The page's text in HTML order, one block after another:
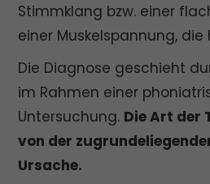
Stimmklang bzw. einer
einer Muskelspannung,
Die Diagnose geschieht
im Rahmen einer
Untersuchung. Die Art der
von der
Ursache.